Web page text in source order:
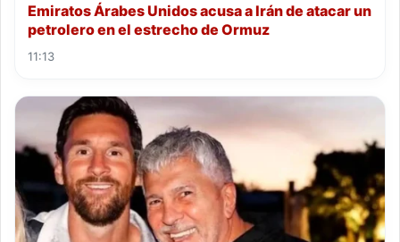
Emiratos Árabes Unidos acusa a Irán de atacar un
petrolero en el estrecho de Ormuz
11:13